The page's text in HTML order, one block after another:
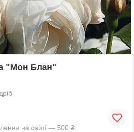
"Мон Блан"
на сайті — 500 ₴